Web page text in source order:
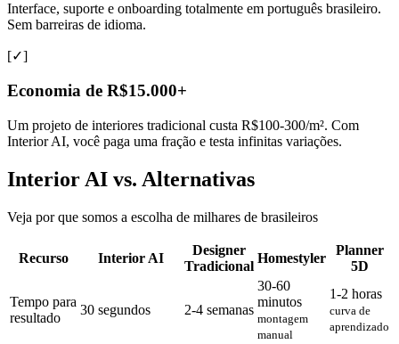
Interface, suporte e onboarding totalmente em português brasileiro.
Sem barreiras de idioma.
[✓]
Economia de R$15.000+
Um projeto de interiores tradicional custa R$100-300/m². Com
Interior AI, você paga uma fração e testa infinitas variações.
Interior AI vs. Alternativas
Veja por que somos a escolha de milhares de brasileiros
Recurso Interior AI
Designer
Tradicional
Homestyler
Planner
5D
Tempo para
resultado
30 segundos 2-4 semanas
30-60
minutos
montagem
manual
1-2 horas
curva de
aprendizado